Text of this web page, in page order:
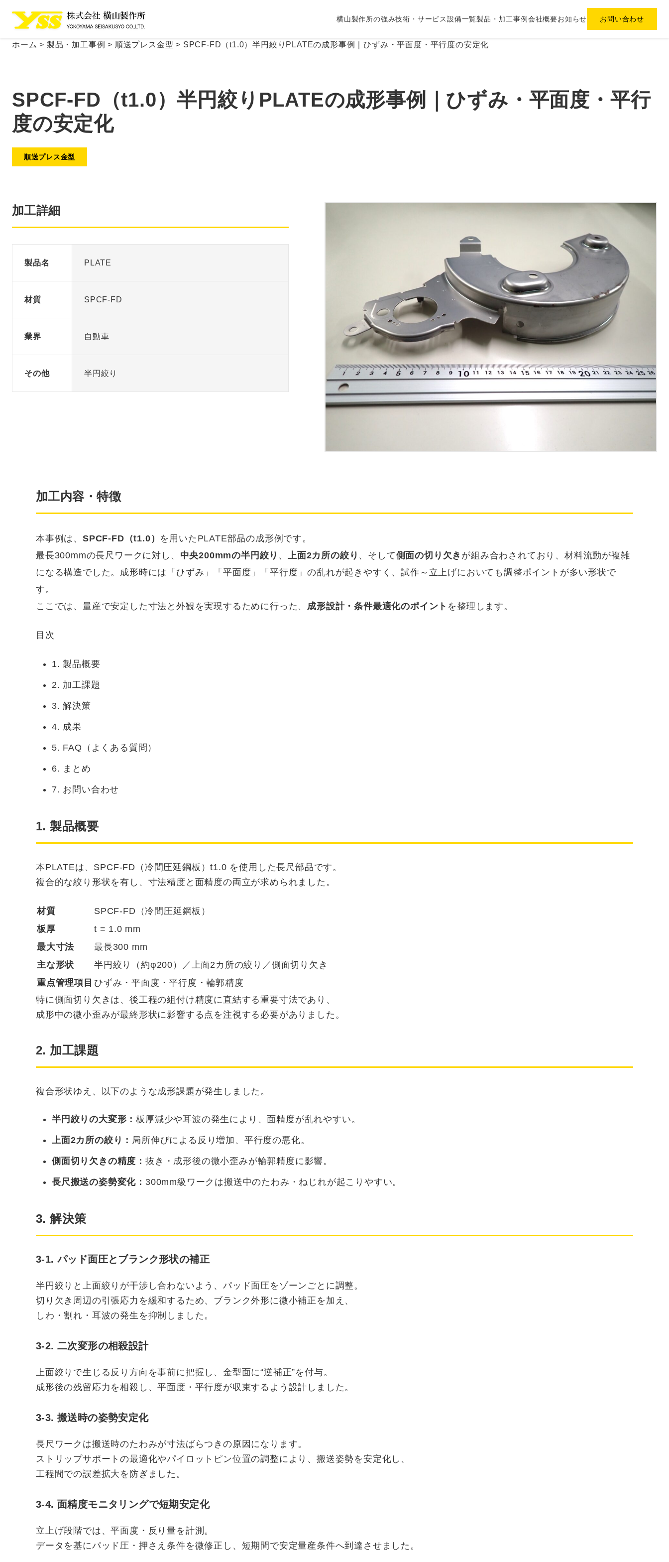
横山製作所の強み技術・サービス設備一覧製品・加工事例 会社概要お知らせ お問い合わせ
ホーム > 製品・加工事例 > 順送プレス金型 > SPCF-FD（t1.0）半円絞りPLATEの成形事例｜ひずみ・平面度・平行度の安定化
SPCF-FD（t1.0）半円絞りPLATEの成形事例｜ひずみ・平面度・平行
度の安定化
順送プレス金型
加工詳細
製品名 PLATE
材質 SPCF-FD
業界 自動車
その他 半円絞り
加工内容・特徴
本事例は、 SPCF-FD（t1.0） を用いたPLATE部品の成形例です。
最長300mmの長尺ワークに対し、 中央200mmの半円絞り 、 上面2カ所の絞り 、そして側面の切り欠き が組み合わされており、材料流動が複雑
になる構造でした。成形時には「ひずみ」「平面度」「平行度」の乱れが起きやすく、試作～立上げにおいても調整ポイントが多い形状で
す。
ここでは、量産で安定した寸法と外観を実現するために行った、 成形設計・条件最適化のポイント を整理します。
目次
1. 製品概要
2. 加工課題
3. 解決策
4. 成果
5. FAQ（よくある質問）
6. まとめ
7. お問い合わせ
1. 製品概要
本PLATEは、SPCF-FD（冷間圧延鋼板）t1.0 を使用した長尺部品です。
複合的な絞り形状を有し、寸法精度と面精度の両立が求められました。
材質
SPCF-FD（冷間圧延鋼板）
板厚
t = 1.0 mm
最大寸法
最長300 mm
主な形状
半円絞り（約φ200）／上面2カ所の絞り／側面切り欠き
重点管理項目 ひずみ・平面度・平行度・輪郭精度
特に側面切り欠きは、後工程の組付け精度に直結する重要寸法であり、
成形中の微小歪みが最終形状に影響する点を注視する必要がありました。
2. 加工課題
複合形状ゆえ、以下のような成形課題が発生しました。
半円絞りの大変形：板厚減少や耳波の発生により、面精度が乱れやすい。
上面2カ所の絞り： 局所伸びによる反り増加、平行度の悪化。
側面切り欠きの精度： 抜き・成形後の微小歪みが輪郭精度に影響。
長尺搬送の姿勢変化： 300mm級ワークは搬送中のたわみ・ねじれが起こりやすい。
3. 解決策
3-1. パッド面圧とブランク形状の補正
半円絞りと上面絞りが干渉し合わないよう、パッド面圧をゾーンごとに調整。
切り欠き周辺の引張応力を緩和するため、ブランク外形に微小補正を加え、
しわ・割れ・耳波の発生を抑制しました。
3-2. 二次変形の相殺設計
上面絞りで生じる反り方向を事前に把握し、金型面に“逆補正”を付与。
成形後の残留応力を相殺し、平面度・平行度が収束するよう設計しました。
3-3. 搬送時の姿勢安定化
長尺ワークは搬送時のたわみが寸法ばらつきの原因になります。
ストリップサポートの最適化やパイロットピン位置の調整により、搬送姿勢を安定化し、
工程間での誤差拡大を防ぎました。
3-4. 面精度モニタリングで短期安定化
立上げ段階では、平面度・反り量を計測。
データを基にパッド圧・押さえ条件を微修正し、短期間で安定量産条件へ到達させました。